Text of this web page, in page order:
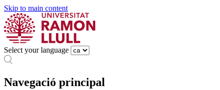
Skip to main content
Select your language
Navegació principal